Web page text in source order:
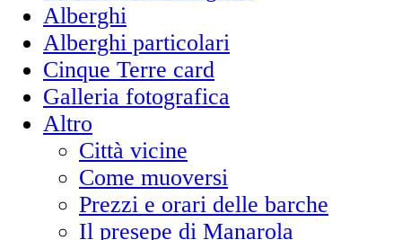
Alberghi
Alberghi particolari
Cinque Terre card
Galleria fotografica
Altro
Città vicine
Come muoversi
Prezzi e orari delle barche
Il presepe di Manarola